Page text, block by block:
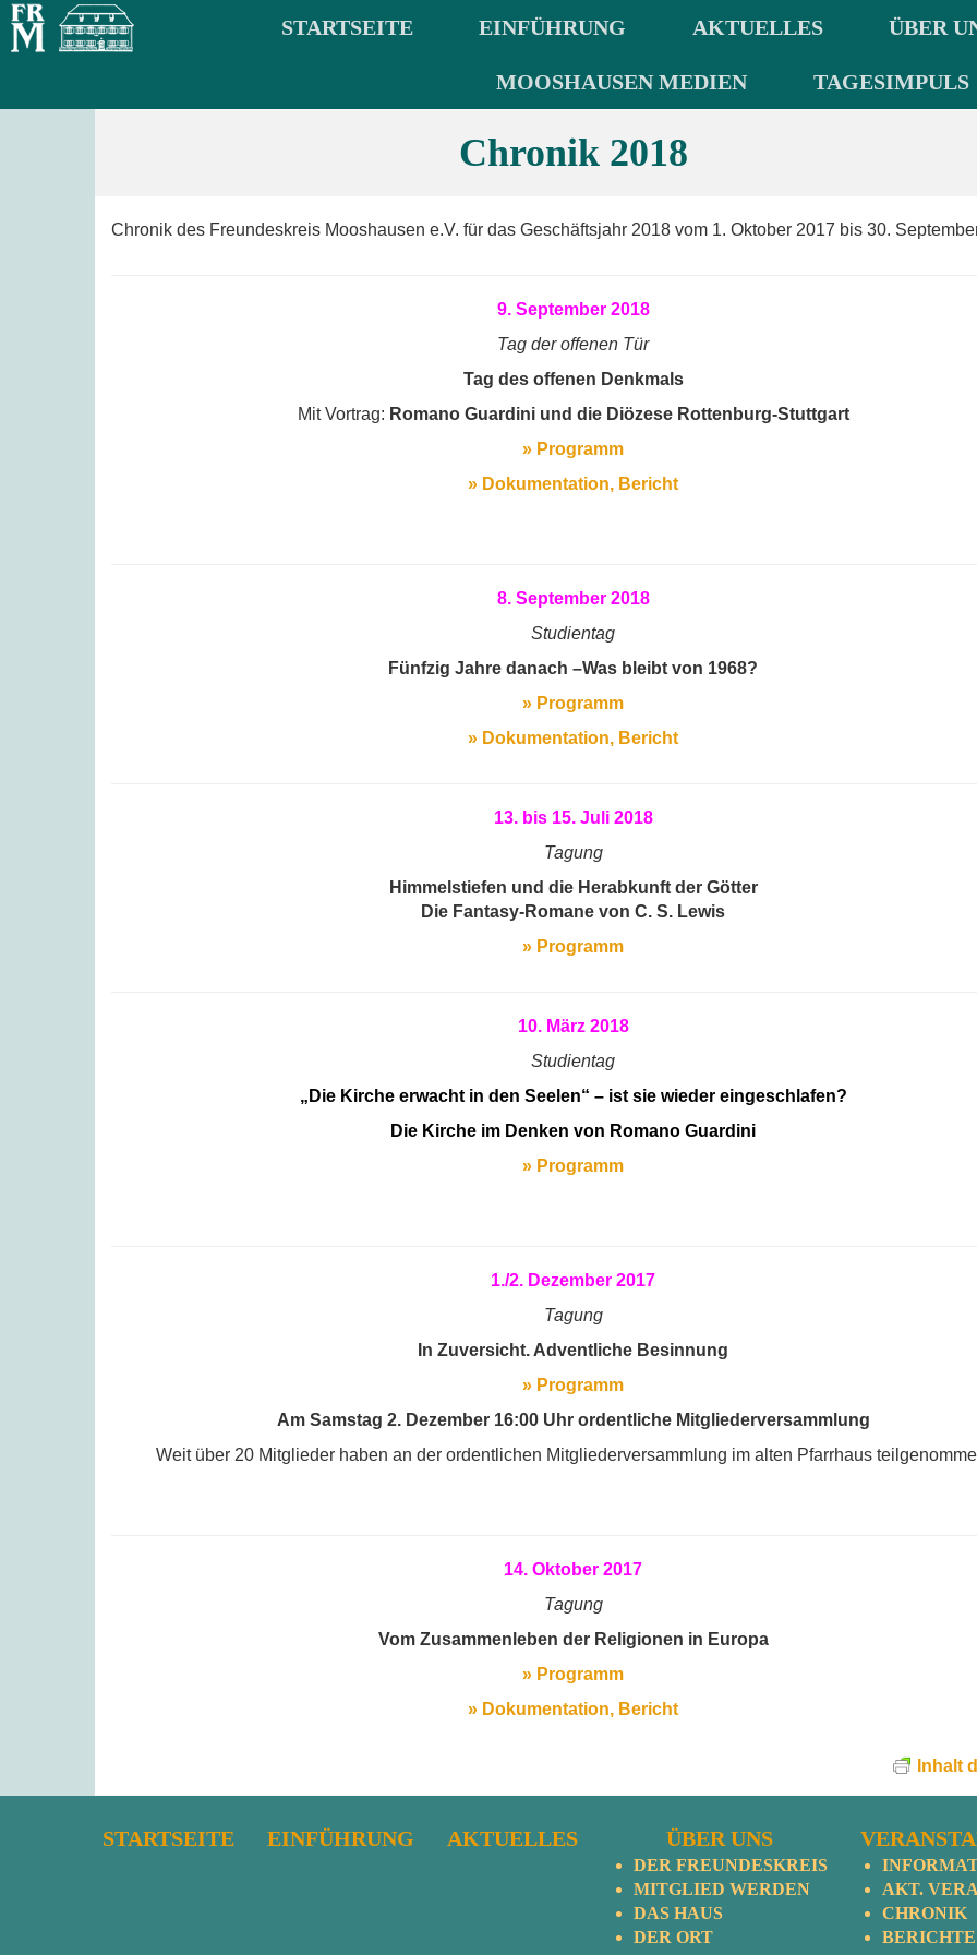
STARTSEITE EINFÜHRUNG AKTUELLES ÜBER
MOOSHAUSEN MEDIEN TAGESIMPULS
Chronik 2018
Chronik des Freundeskreis Mooshausen e.V. für das Geschäftsjahr 2018 vom 1. Oktober 2017 bis 30.
9. September 2018
Tag der offenen Tür
Tag des offenen Denkmals
Mit Vortrag: Romano Guardini und die Diözese Rottenburg-Stuttgart
» Programm
» Dokumentation, Bericht
8. September 2018
Studientag
Fünfzig Jahre danach –Was bleibt von 1968?
» Programm
» Dokumentation, Bericht
13. bis 15. Juli 2018
Tagung
Himmelstiefen und die Herabkunft der Götter
Die Fantasy-Romane von C. S. Lewis
» Programm
10. März 2018
Studientag
„Die Kirche erwacht in den Seelen“ – ist sie wieder eingeschlafen?
Die Kirche im Denken von Romano Guardini
» Programm
1./2. Dezember 2017
Tagung
In Zuversicht. Adventliche Besinnung
» Programm
Am Samstag 2. Dezember 16:00 Uhr ordentliche Mitgliederversammlung
Weit über 20 Mitglieder haben an der ordentlichen Mitgliederversammlung im alten Pfarrhaus
14. Oktober 2017
Tagung
Vom Zusammenleben der Religionen in Europa
» Programm
» Dokumentation, Bericht
Inhalt
STARTSEITE EINFÜHRUNG AKTUELLES ÜBER UNS
DER FREUNDESKREIS
MITGLIED WERDEN
DAS HAUS
DER ORT
AKT.
CHRONIK
BERICHTE